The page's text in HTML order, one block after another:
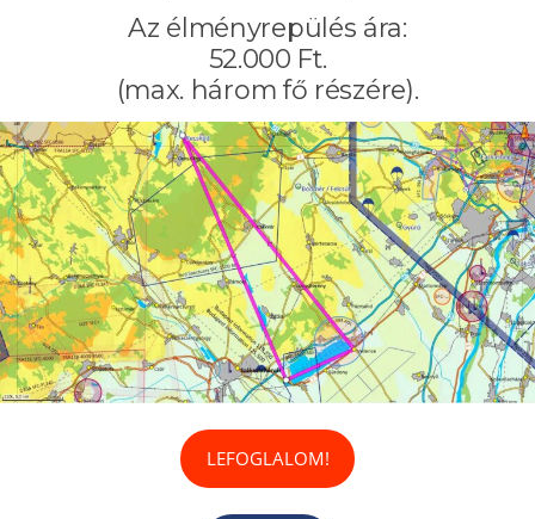
Az élményrepülés ára:
52.000 Ft.
(max. három fő részére).
LEFOGLALOM!